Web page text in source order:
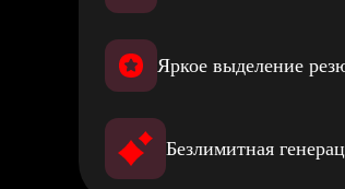
Яркое выделение
Безлимитная